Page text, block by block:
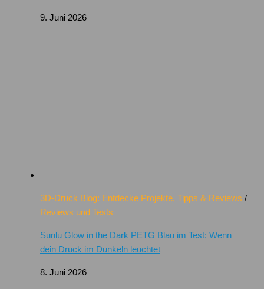
9. Juni 2026
3D-Druck Blog: Entdecke Projekte, Tipps & Reviews /
Reviews und Tests
Sunlu Glow in the Dark PETG Blau im Test: Wenn
dein Druck im Dunkeln leuchtet
8. Juni 2026